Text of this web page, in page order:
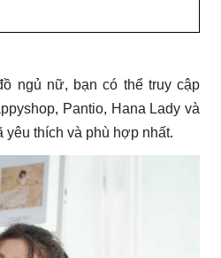
ngủ nữ, bạn có thể truy cập
Pantio, Hana Lady và
yêu thích và phù hợp nhất.